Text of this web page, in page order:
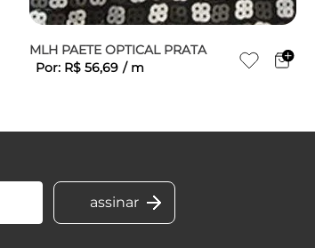
MLH PAETE OPTICAL PRATA
Por: R$ 56,69 / m